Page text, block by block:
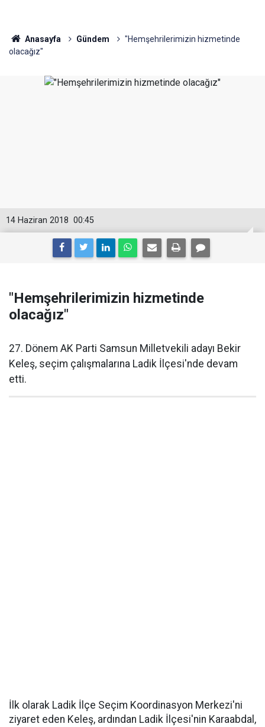
Anasayfa Gündem
"Hemşehrilerimizin hizmetinde
olacağız"
00:45
14 Haziran 2018
"Hemşehrilerimizin hizmetinde
olacağız"
27. Dönem AK Parti Samsun Milletvekili adayı Bekir
Keleş, seçim çalışmalarına Ladik İlçesi'nde devam
etti.
İlk olarak Ladik İlçe Seçim Koordinasyon Merkezi'ni
ziyaret eden Keleş, ardından Ladik İlçesi'nin Karaabdal,